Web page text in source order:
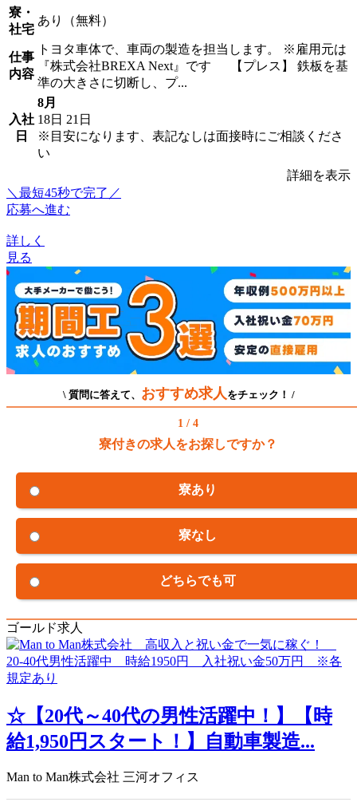
寮・
社宅
あり（無料）
仕事
内容
トヨタ車体で、車両の製造を担当します。 ※雇用元は
『株式会社BREXA Next』です 【プレス】 鉄板を基
準の大きさに切断し、プ...
入社
日
8月
18日 21日
※目安になります、表記なしは面接時にご相談くださ
い
詳細を表示
＼最短45秒で完了／
応募へ進む
詳しく
見る
\ 質問に答えて、 おすすめ求人 をチェック！ /
1 / 4
寮付きの求人をお探しですか？
寮あり
寮なし
どちらでも可
ゴールド求人
☆【20代～40代の男性活躍中！】【時
給1,950円スタート！】自動車製造...
Man to Man株式会社 三河オフィス